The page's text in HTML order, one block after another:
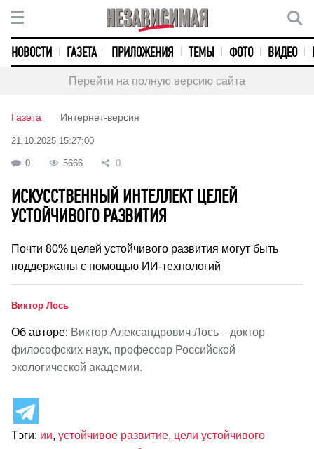
НОВОСТИ ГАЗЕТА ПРИЛОЖЕНИЯ ТЕМЫ ФОТО ВИДЕО
Перейти на полную версию сайта
Газета Интернет-версия
21.10.2025 15:27:00
0 5666 0
ИСКУССТВЕННЫЙ ИНТЕЛЛЕКТ ЦЕЛЕЙ
УСТОЙЧИВОГО РАЗВИТИЯ
Почти 80% целей устойчивого развития могут быть
поддержаны с помощью ИИ-технологий
Виктор Лось
Об авторе: Виктор Александрович Лось – доктор
философских наук, профессор Российской
экологической академии.
Тэги: ии, устойчивое развитие, цели устойчивого